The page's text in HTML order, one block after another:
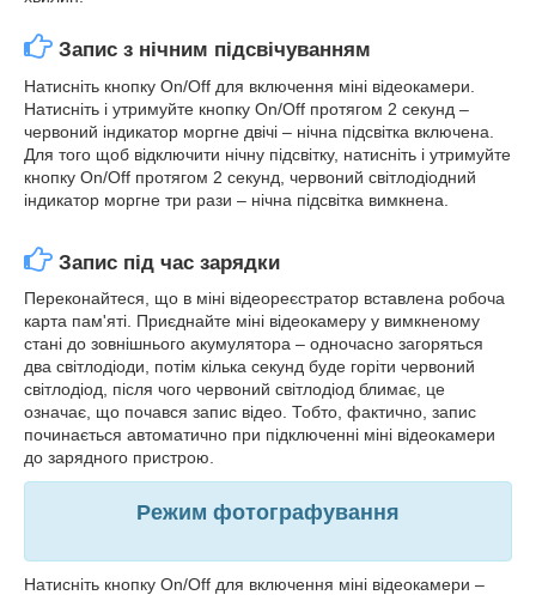
Запис з нічним підсвічуванням
Натисніть кнопку On/Off для включення міні відеокамери.
Натисніть і утримуйте кнопку On/Off протягом 2 секунд –
червоний індикатор моргне двічі – нічна підсвітка включена.
Для того щоб відключити нічну підсвітку, натисніть і утримуйте
кнопку On/Off протягом 2 секунд, червоний світлодіодний
індикатор моргне три рази – нічна підсвітка вимкнена.
Запис під час зарядки
Переконайтеся, що в міні відеореєстратор вставлена робоча
карта пам'яті. Приєднайте міні відеокамеру у вимкненому
стані до зовнішнього акумулятора – одночасно загоряться
два світлодіоди, потім кілька секунд буде горіти червоний
світлодіод, після чого червоний світлодіод блимає, це
означає, що почався запис відео. Тобто, фактично, запис
починається автоматично при підключенні міні відеокамери
до зарядного пристрою.
Режим фотографування
Натисніть кнопку On/Off для включення міні відеокамери –